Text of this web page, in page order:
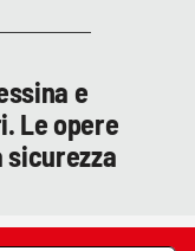
e
Le opere
sicurezza